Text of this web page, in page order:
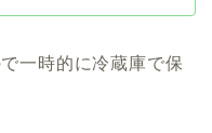
一時的に冷蔵庫で保